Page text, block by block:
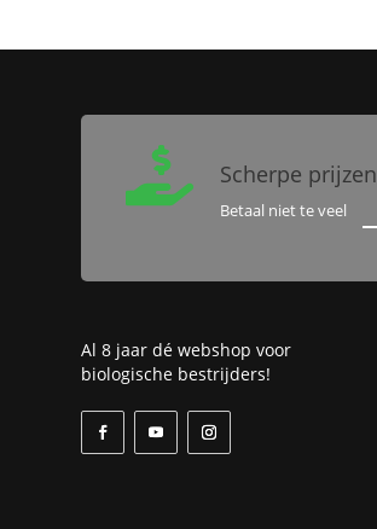
 Scherpe prijzen
Betaal niet te veel
Al 8 jaar dé webshop voor
biologische bestrijders!